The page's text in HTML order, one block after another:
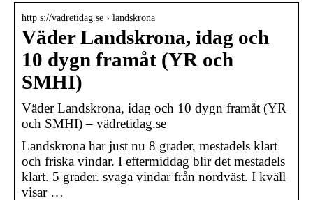
http s://vadretidag.se › landskrona
Väder Landskrona, idag och
10 dygn framåt (YR och
SMHI)
Väder Landskrona, idag och 10 dygn framåt (YR
och SMHI) – vädretidag.se
Landskrona har just nu 8 grader, mestadels klart
och friska vindar. I eftermiddag blir det mestadels
klart. 5 grader. svaga vindar från nordväst. I kväll
visar …